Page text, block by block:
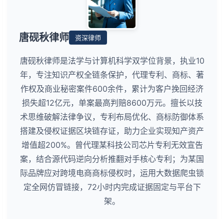
唐砚秋律师 资深律师
唐砚秋律师是法学与计算机科学双学位背景，执业10
年，专注知识产权全链条保护，代理专利、商标、著
作权及商业秘密案件600余件，累计为客户挽回经济
损失超12亿元，单案最高判赔8600万元。擅长以技
术思维破解法律争议，专利布局优化、商标防御体系
搭建及侵权证据区块链存证，助力企业实现知产资产
增值超200%。曾代理某科技公司芯片专利无效宣告
案，结合源代码逆向分析推翻对手核心专利；为某国
际品牌应对跨境电商商标侵权时，运用大数据爬虫锁
定全网仿冒链接，72小时内完成证据固定与平台下
架。